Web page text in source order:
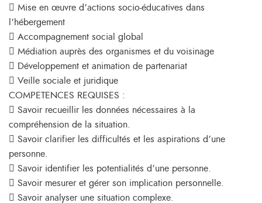
 Mise en œuvre d’actions socio-éducatives dans
l’hébergement
 Accompagnement social global
 Médiation auprès des organismes et du voisinage
 Développement et animation de partenariat
 Veille sociale et juridique
COMPETENCES REQUISES :
 Savoir recueillir les données nécessaires à la
compréhension de la situation.
 Savoir clarifier les difficultés et les aspirations d’une
personne.
 Savoir identifier les potentialités d’une personne.
 Savoir mesurer et gérer son implication personnelle.
 Savoir analyser une situation complexe.